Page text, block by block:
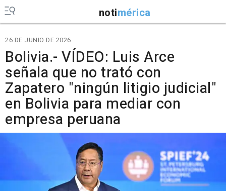
notimérica
26 DE JUNIO DE 2026
Bolivia.- VÍDEO: Luis Arce
señala que no trató con
Zapatero "ningún litigio judicial"
en Bolivia para mediar con
empresa peruana